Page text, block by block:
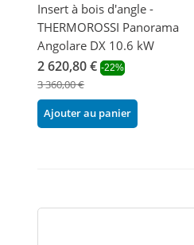
Insert à bois d'angle -
THERMOROSSI Panorama
Angolare DX 10.6 kW
2 620,80 € -22%
3 360,00 €
Ajouter au panier